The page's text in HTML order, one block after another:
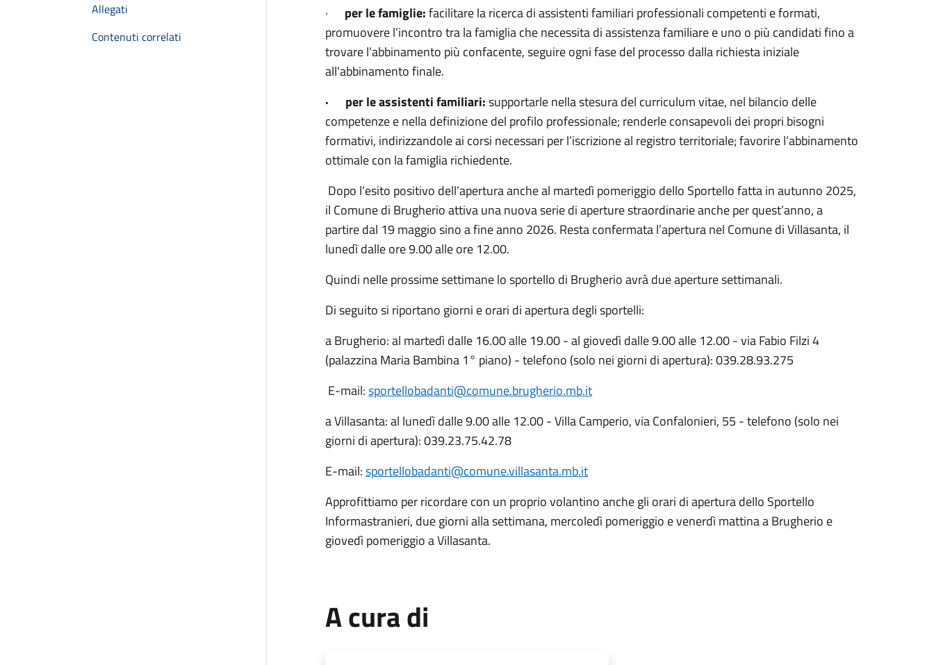
Allegati
Contenuti correlati
· per le famiglie:facilitare la ricerca di assistenti familiari professionali competenti e formati,
promuovere l’incontro tra la famiglia che necessita di assistenza familiare e uno o più candidati fino a
trovare l’abbinamento più confacente, seguire ogni fase del processo dalla richiesta iniziale
all'abbinamento finale.
· per le assistenti familiari:supportarle nella stesura del curriculum vitae, nel bilancio delle
competenze e nella definizione del profilo professionale; renderle consapevoli dei propri bisogni
formativi, indirizzandole ai corsi necessari per l’iscrizione al registro territoriale; favorire l’abbinamento
ottimale con la famiglia richiedente.
Dopo l’esito positivo dell’apertura anche al martedì pomeriggio dello Sportello fatta in autunno 2025,
il Comune di Brugherio attiva una nuova serie di aperture straordinarie anche per quest’anno, a
partire dal 19 maggio sino a fine anno 2026. Resta confermata l’apertura nel Comune di Villasanta, il
lunedì dalle ore 9.00 alle ore 12.00.
Quindi nelle prossime settimane lo sportello di Brugherio avrà due aperture settimanali.
Di seguito si riportano giorni e orari di apertura degli sportelli:
a Brugherio: al martedì dalle 16.00 alle 19.00 - al giovedì dalle 9.00 alle 12.00 - via Fabio Filzi 4
(palazzina Maria Bambina 1° piano) - telefono (solo nei giorni di apertura): 039.28.93.275
E-mail:sportellobadanti@comune.brugherio.mb.it
a Villasanta: al lunedì dalle 9.00 alle 12.00 - Villa Camperio, via Confalonieri, 55 - telefono (solo nei
giorni di apertura): 039.23.75.42.78
E-mail:sportellobadanti@comune.villasanta.mb.it
Approfittiamo per ricordare con un proprio volantino anche gli orari di apertura dello Sportello
Informastranieri, due giorni alla settimana, mercoledì pomeriggio e venerdì mattina a Brugherio e
giovedì pomeriggio a Villasanta.
A cura di